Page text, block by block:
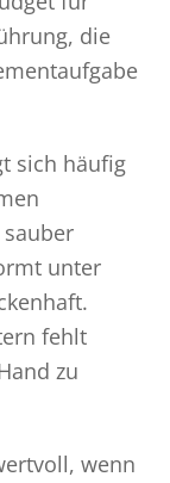
die
sich häufig
unter
fehlt
zu
wenn